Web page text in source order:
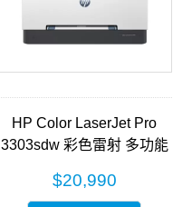
HP Color LaserJet Pro
3303sdw 彩色雷射 多功能
$20,990